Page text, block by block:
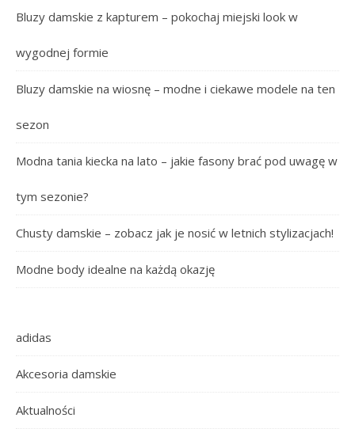
Bluzy damskie z kapturem – pokochaj miejski look w
wygodnej formie
Bluzy damskie na wiosnę – modne i ciekawe modele na ten
sezon
Modna tania kiecka na lato – jakie fasony brać pod uwagę w
tym sezonie?
Chusty damskie – zobacz jak je nosić w letnich stylizacjach!
Modne body idealne na każdą okazję
adidas
Akcesoria damskie
Aktualności